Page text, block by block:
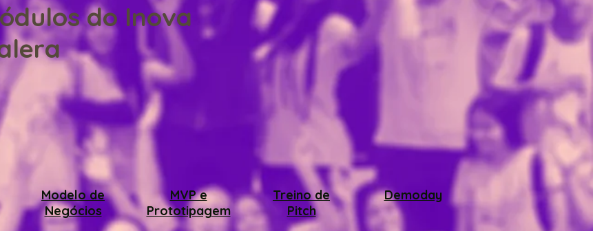
do Inova
Modelo de
Negócios
MVP e
Prototipagem
Treino de
Pitch
Demoday